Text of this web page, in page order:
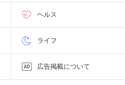
ヘルス
ライフ
広告掲載について